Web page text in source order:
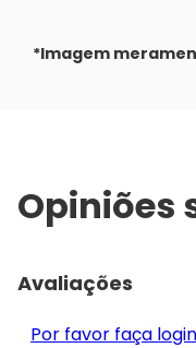
*Imagem
Opiniões
Avaliações
Por favor faça